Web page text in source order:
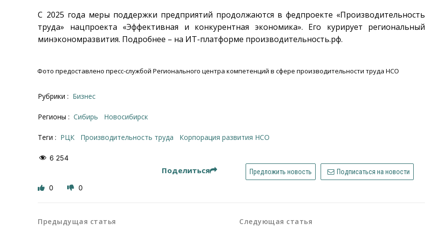
С 2025 года меры поддержки предприятий продолжаются в федпроекте «Производительность
труда» нацпроекта «Эффективная и конкурентная экономика». Его курирует региональный
минэкономразвития. Подробнее – на ИТ-платформе производительность.рф.
Фото предоставлено пресс-службой Регионального центра компетенций в сфере производительности труда НСО
Рубрики : Бизнес
Регионы : Сибирь Новосибирск
Теги : РЦК производительность труда корпорация развития НСО
6 254
Поделиться Предложить новость Подписаться на новости
0 0
Предыдущая статья Следующая статья